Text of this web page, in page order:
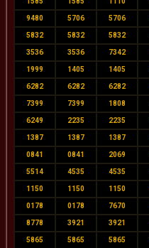
9480 5706 5706
5832 5832 5832
3536 3536 7342
1999 1405 1405
6282 6282 6282
7399 7399 1808
6249 2235 2235
1387 1387 1387
0841 0841 2069
5514 4535 4535
1150 1150 1150
0178 0178 7670
8778 3921 3921
5865 5865 5865